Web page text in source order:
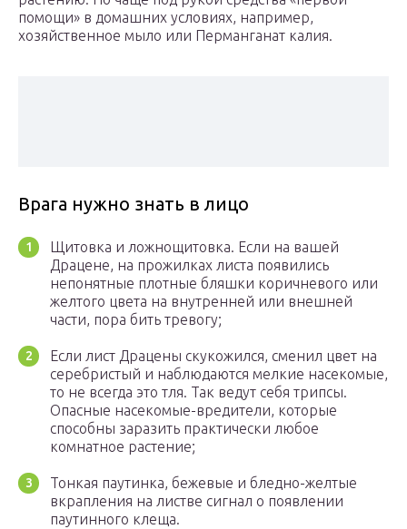
помощи» в домашних условиях, например,
хозяйственное мыло или Перманганат калия.
Врага нужно знать в лицо
Щитовка и ложнощитовка. Если на вашей
Драцене, на прожилках листа появились
непонятные плотные бляшки коричневого или
желтого цвета на внутренней или внешней
части, пора бить тревогу;
Если лист Драцены скукожился, сменил цвет на
серебристый и наблюдаются мелкие насекомые,
то не всегда это тля. Так ведут себя трипсы.
Опасные насекомые-вредители, которые
способны заразить практически любое
комнатное растение;
Тонкая паутинка, бежевые и бледно-желтые
вкрапления на листве сигнал о появлении
паутинного клеща.